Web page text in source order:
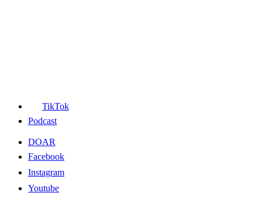
TikTok
Podcast
DOAR
Facebook
Instagram
Youtube